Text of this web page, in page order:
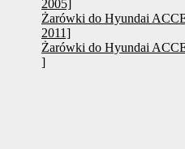
2005]
Żarówki do Hyundai
2011]
Żarówki do Hyundai
]